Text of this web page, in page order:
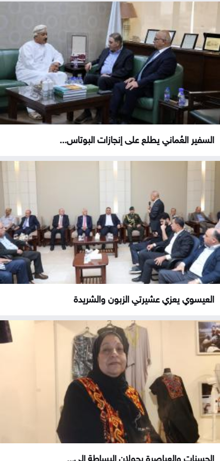
السفير العُماني يطلع على إنجازات البوتاس...
العيسوي يعزي عشيرتي الزبون والشريدة
الحسنات والعياصرة يحولان البساطة إلى...